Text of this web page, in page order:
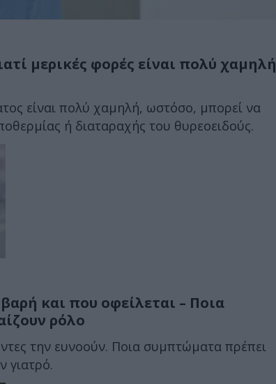
μερικές φορές είναι πολύ χαμηλή
είναι πολύ χαμηλή, ωστόσο, μπορεί να
ή διαταραχής του θυρεοειδούς.
και που οφείλεται – Ποια
ρόλο
την ευνοούν. Ποια συμπτώματα πρέπει
γιατρό.